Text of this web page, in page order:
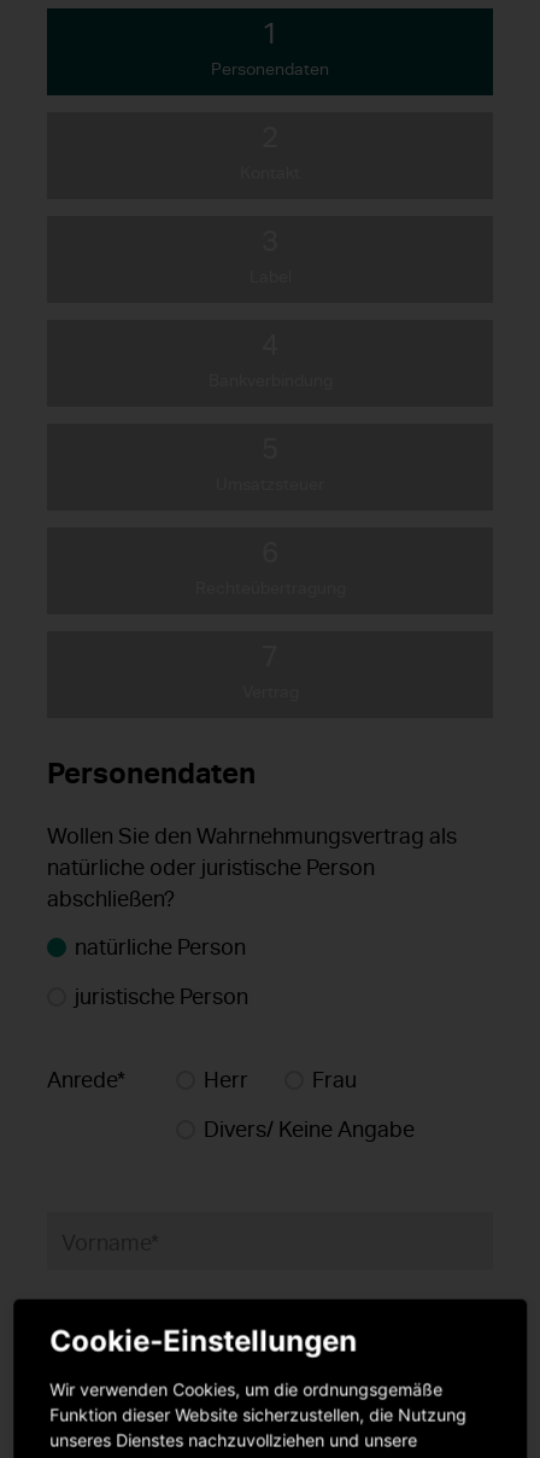
1
Personendaten
Personendaten
Wollen Sie den Wahrnehmungsvertrag als
natürliche oder juristische Person
abschließen?
natürliche Person
juristische Person
Anrede* Herr
Frau
Divers/ Keine Angabe
Name*
Geburtsname
Cookie-Einstellungen
Wir verwenden Cookies, um die ordnungsgemäße
Funktion dieser Website sicherzustellen, die Nutzung
unseres Dienstes nachzuvollziehen und unsere